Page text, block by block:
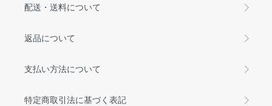
配送・送料について
返品について
支払い方法について
特定商取引法に基づく表記